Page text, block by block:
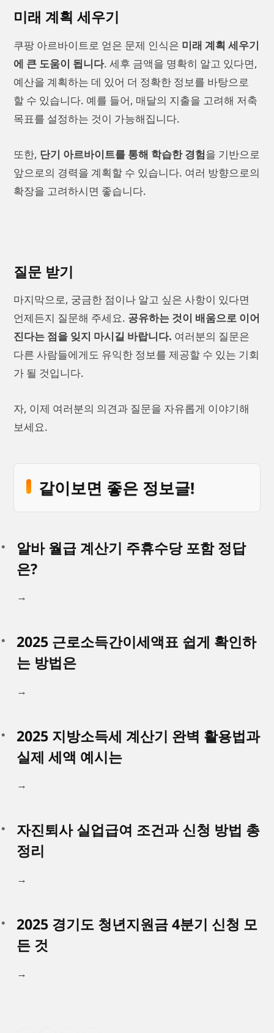
미래 계획 세우기
쿠팡 아르바이트로 얻은 문제 인식은 미래 계획 세우기
에 큰 도움이 됩니다. 세후 금액을 명확히 알고 있다면,
예산을 계획하는 데 있어 더 정확한 정보를 바탕으로
할 수 있습니다. 예를 들어, 매달의 지출을 고려해 저축
목표를 설정하는 것이 가능해집니다.
또한, 단기 아르바이트를 통해 학습한 경험을 기반으로
앞으로의 경력을 계획할 수 있습니다. 여러 방향으로의
확장을 고려하시면 좋습니다.
질문 받기
마지막으로, 궁금한 점이나 알고 싶은 사항이 있다면
언제든지 질문해 주세요. 공유하는 것이 배움으로 이어
진다는 점을 잊지 마시길 바랍니다. 여러분의 질문은
다른 사람들에게도 유익한 정보를 제공할 수 있는 기회
가 될 것입니다.
자, 이제 여러분의 의견과 질문을 자유롭게 이야기해
보세요.
같이보면 좋은 정보글!
알바 월급 계산기 주휴수당 포함 정답
은?
→
2025 근로소득간이세액표 쉽게 확인하
는 방법은
→
2025 지방소득세 계산기 완벽 활용법과
실제 세액 예시는
→
자진퇴사 실업급여 조건과 신청 방법 총
정리
→
2025 경기도 청년지원금 4분기 신청 모
든 것
→